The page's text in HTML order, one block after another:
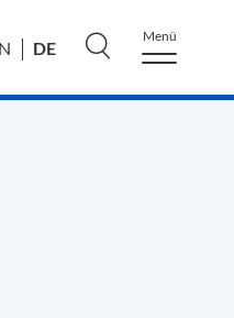
DE
Menü